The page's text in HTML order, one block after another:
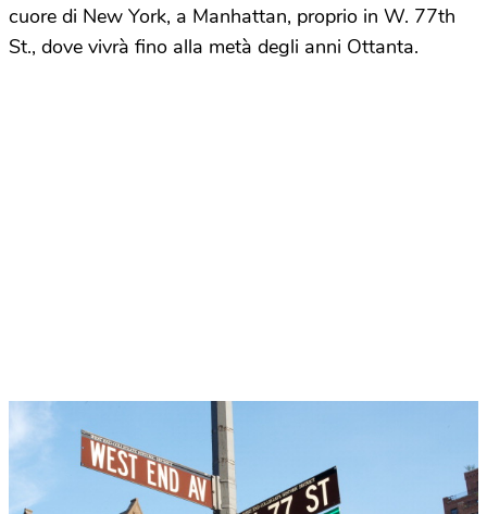
cuore di New York, a Manhattan, proprio in W. 77th
St., dove vivrà fino alla metà degli anni Ottanta.